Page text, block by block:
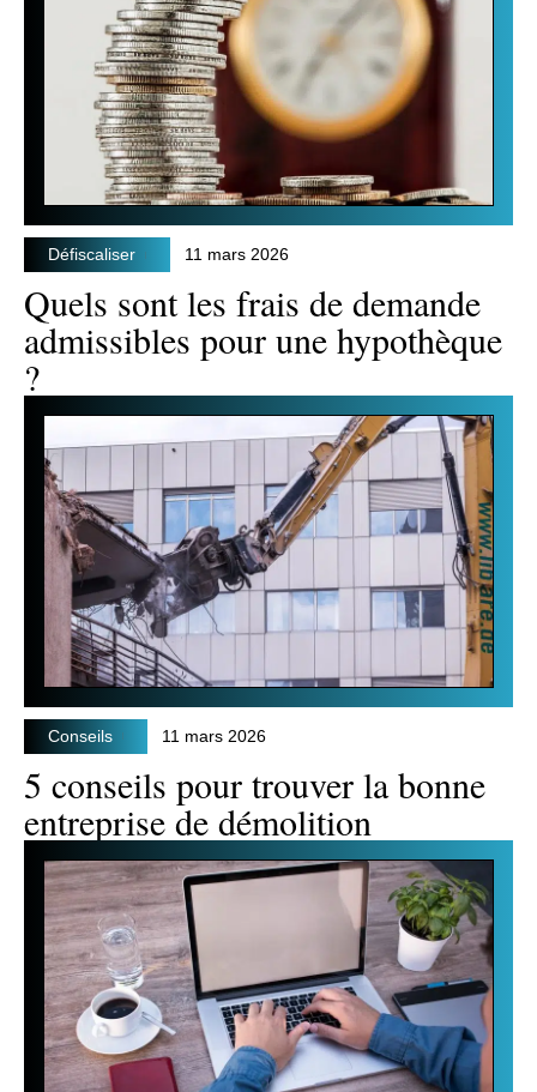
Défiscaliser 11 mars 2026
Quels sont les frais de demande
admissibles pour une hypothèque
?
Conseils 11 mars 2026
5 conseils pour trouver la bonne
entreprise de démolition